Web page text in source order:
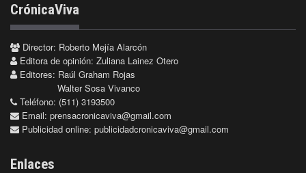
CrónicaViva
Director: Roberto Mejía Alarcón
Editora de opinión: Zuliana Lainez Otero
Editores: Raúl Graham Rojas
Walter Sosa Vivanco
Teléfono: (511) 3193500
Email: prensacronicaviva@gmail.com
Publicidad online: publicidadcronicaviva@gmail.com
Enlaces